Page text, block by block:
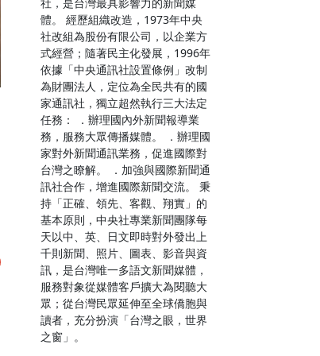
體。 經歷組織改造，1973年中央
社改組為股份有限公司，以企業方
式經營；隨著民主化發展，1996年
依據「中央通訊社設置條例」改制
為財團法人，定位為全民共有的國
家通訊社，獨立超然執行三大法定
任務： ．辦理國內外新聞報導業
務，服務大眾傳播媒體。 ．辦理國
家對外新聞通訊業務，促進國際對
台灣之瞭解。 ．加強與國際新聞通
訊社合作，增進國際新聞交流。 秉
持「正確、領先、客觀、翔實」的
基本原則，中央社專業新聞團隊每
天以中、英、日文即時對外發出上
千則新聞、照片、圖表、影音與資
訊，是台灣唯一多語文新聞媒體，
服務對象從媒體客戶擴大為閱聽大
眾；從台灣民眾延伸至全球僑胞與
讀者，充分扮演「台灣之眼，世界
之窗」。